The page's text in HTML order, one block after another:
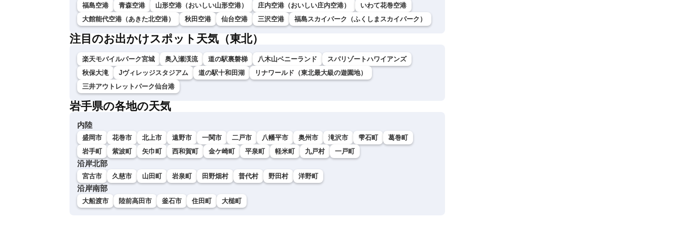
福島空港 青森空港 山形空港（おいしい山形空港） 庄内空港（おいしい庄内空港）
いわて花巻空港
大館能代空港（あきた北空港）
秋田空港 仙台空港 三沢空港 福島スカイパーク（ふくしまスカイパーク）
注目のお出かけスポット天気（東北）
楽天モバイルパーク宮城 奥入瀬渓流 道の駅裏磐梯 八木山ベニーランド
スパリゾートハワイアンズ
秋保大滝
Jヴィレッジスタジアム 道の駅十和田湖
リナワールド（東北最大級の遊園地）
三井アウトレットパーク仙台港
岩手県の各地の天気
内陸
盛岡市 花巻市 北上市 遠野市 一関市 二戸市 八幡平市 奥州市 滝沢市 雫石町
葛巻町
岩手町
紫波町 矢巾町 西和賀町 金ケ崎町 平泉町 軽米町 九戸村 一戸町
沿岸北部
宮古市 久慈市 山田町 岩泉町 田野畑村 普代村 野田村 洋野町
沿岸南部
大船渡市 陸前高田市 釜石市 住田町 大槌町